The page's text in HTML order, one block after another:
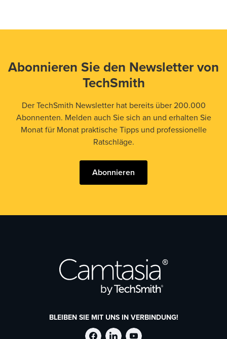
Abonnieren Sie den Newsletter von
TechSmith
Der TechSmith Newsletter hat bereits über 200.000
Abonnenten. Melden auch Sie sich an und erhalten Sie
Monat für Monat praktische Tipps und professionelle
Ratschläge.
Abonnieren
BLEIBEN SIE MIT UNS IN VERBINDUNG!